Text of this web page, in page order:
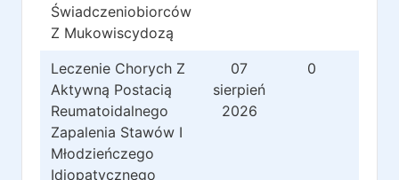
Świadczeniobiorców
Z Mukowiscydozą
Leczenie Chorych Z
Aktywną Postacią
Reumatoidalnego
Zapalenia Stawów I
Młodzieńczego
Idiopatycznego
07
sierpień
2026
0